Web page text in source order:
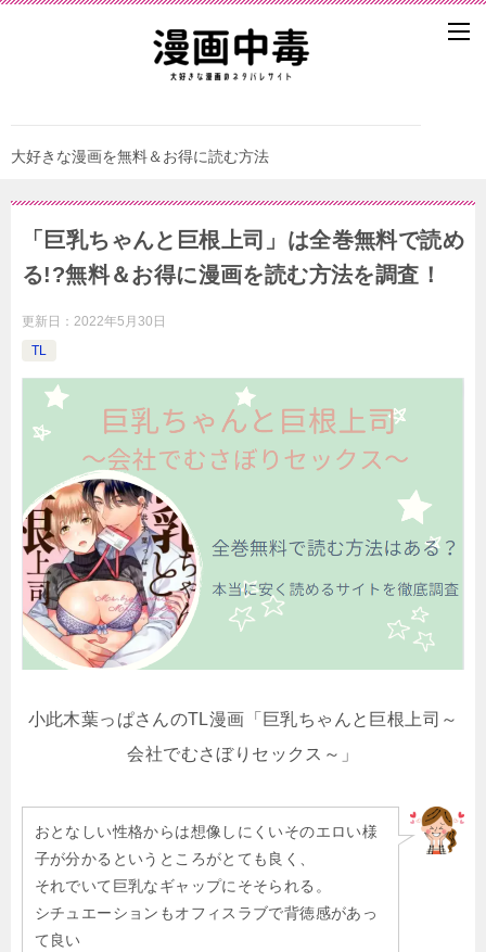
大好きな漫画を無料＆お得に読む方法
「巨乳ちゃんと巨根上司」は全巻無料で読め
る!?無料＆お得に漫画を読む⽅法を調査！
更新日： 2022年5月30日
TL
小此木葉っぱさんのTL漫画「巨乳ちゃんと巨根上司～
会社でむさぼりセックス～」
おとなしい性格からは想像しにくいそのエロい様
子が分かるというところがとても良く、
それでいて巨乳なギャップにそそられる。
シチュエーションもオフィスラブで背徳感があっ
て良い